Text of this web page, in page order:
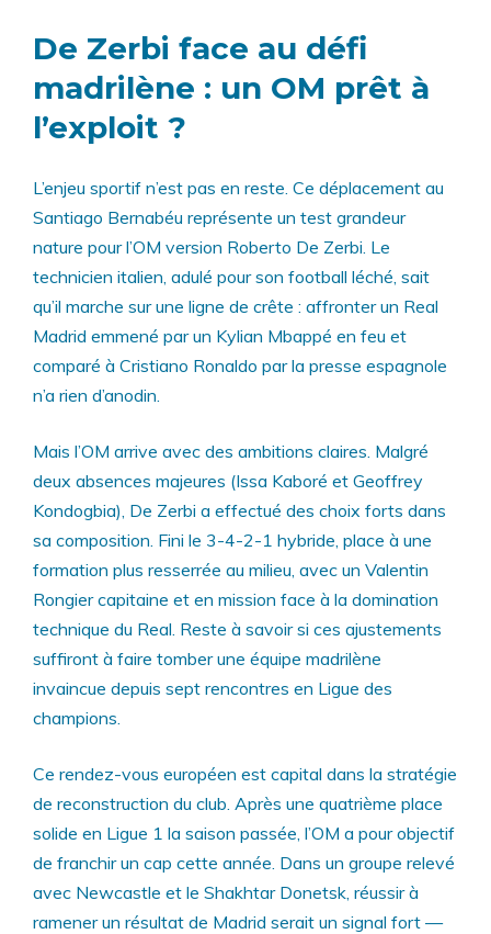
De Zerbi face au défi
madrilène : un OM prêt à
l’exploit ?
L’enjeu sportif n’est pas en reste. Ce déplacement au
Santiago Bernabéu représente un test grandeur
nature pour l’OM version Roberto De Zerbi. Le
technicien italien, adulé pour son football léché, sait
qu’il marche sur une ligne de crête : affronter un Real
Madrid emmené par un Kylian Mbappé en feu et
comparé à Cristiano Ronaldo par la presse espagnole
n’a rien d’anodin.
Mais l’OM arrive avec des ambitions claires. Malgré
deux absences majeures (Issa Kaboré et Geoffrey
Kondogbia), De Zerbi a effectué des choix forts dans
sa composition. Fini le 3-4-2-1 hybride, place à une
formation plus resserrée au milieu, avec un Valentin
Rongier capitaine et en mission face à la domination
technique du Real. Reste à savoir si ces ajustements
suffiront à faire tomber une équipe madrilène
invaincue depuis sept rencontres en Ligue des
champions.
Ce rendez-vous européen est capital dans la stratégie
de reconstruction du club. Après une quatrième place
solide en Ligue 1 la saison passée, l’OM a pour objectif
de franchir un cap cette année. Dans un groupe relevé
avec Newcastle et le Shakhtar Donetsk, réussir à
ramener un résultat de Madrid serait un signal fort —